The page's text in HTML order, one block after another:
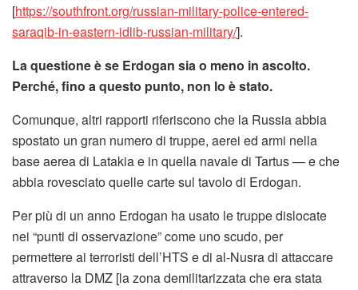
[https://southfront.org/russian-military-police-entered-
saraqib-in-eastern-idlib-russian-military/].
La questione è se Erdogan sia o meno in ascolto.
Perché, fino a questo punto, non lo è stato.
Comunque, altri rapporti riferiscono che la Russia abbia
spostato un gran numero di truppe, aerei ed armi nella
base aerea di Latakia e in quella navale di Tartus — e che
abbia rovesciato quelle carte sul tavolo di Erdogan.
Per più di un anno Erdogan ha usato le truppe dislocate
nei “punti di osservazione” come uno scudo, per
permettere ai terroristi dell’HTS e di al-Nusra di attaccare
attraverso la DMZ [la zona demilitarizzata che era stata